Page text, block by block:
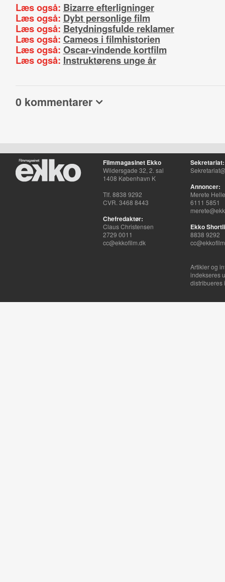
Læs også: Bizarre efterligninger
Læs også: Dybt personlige film
Læs også: Betydningsfulde reklamer
Læs også: Cameos i filmhistorien
Læs også: Oscar-vindende kortfilm
Læs også: Instruktørens unge år
0 kommentarer
Filmmagasinet Ekko
Wildersgade 32, 2. sal
1408 København K
Tlf. 8838 9292
CVR. 3468 8443
Chefredaktør:
Claus Christensen
2729 0011
cc@ekkofilm.dk
Sekretariat:
Annoncer:
Merete
6111 5851
Ekko
8838 9292
Artikler og
indekseres
distribueres